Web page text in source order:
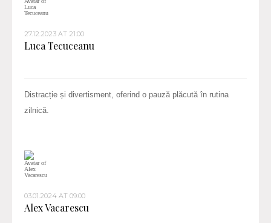
27.12.2023 AT 21:00
Luca Tecuceanu
Distracție și divertisment, oferind o pauză plăcută în rutina
zilnică.
03.01.2024 AT 09:00
Alex Vacarescu